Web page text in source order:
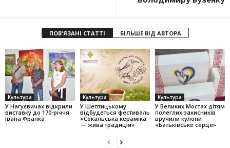
ПОВ'ЯЗАНІ СТАТТІ БІЛЬШЕ ВІД АВТОРА
Культура
У Нагуєвичах відкрили
виставку до 170-річчя
Івана Франка
Культура
У Шептицькому
відбудеться фестиваль
«Сокальська кераміка
— жива традиція»
Культура
У Великих Мостах дітям
полеглих захисників
вручили кулони
«Батьківське серце»